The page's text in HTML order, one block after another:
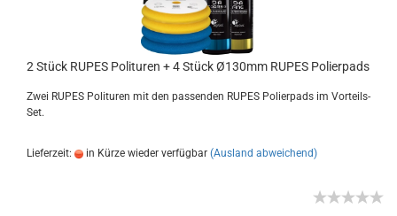
2 Stück RUPES Polituren + 4 Stück Ø130mm RUPES Polierpads
Zwei RUPES Polituren mit den passenden RUPES Polierpads im Vorteils-
Set.
Lieferzeit: in Kürze wieder verfügbar (Ausland abweichend)